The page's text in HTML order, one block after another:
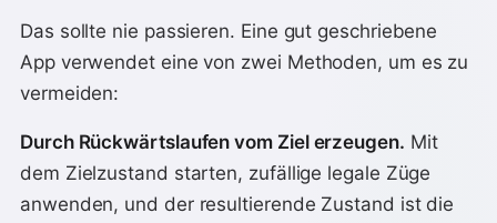
Das sollte nie passieren. Eine gut geschriebene
App verwendet eine von zwei Methoden, um es zu
vermeiden:
Durch Rückwärtslaufen vom Ziel erzeugen. Mit
dem Zielzustand starten, zufällige legale Züge
anwenden, und der resultierende Zustand ist die